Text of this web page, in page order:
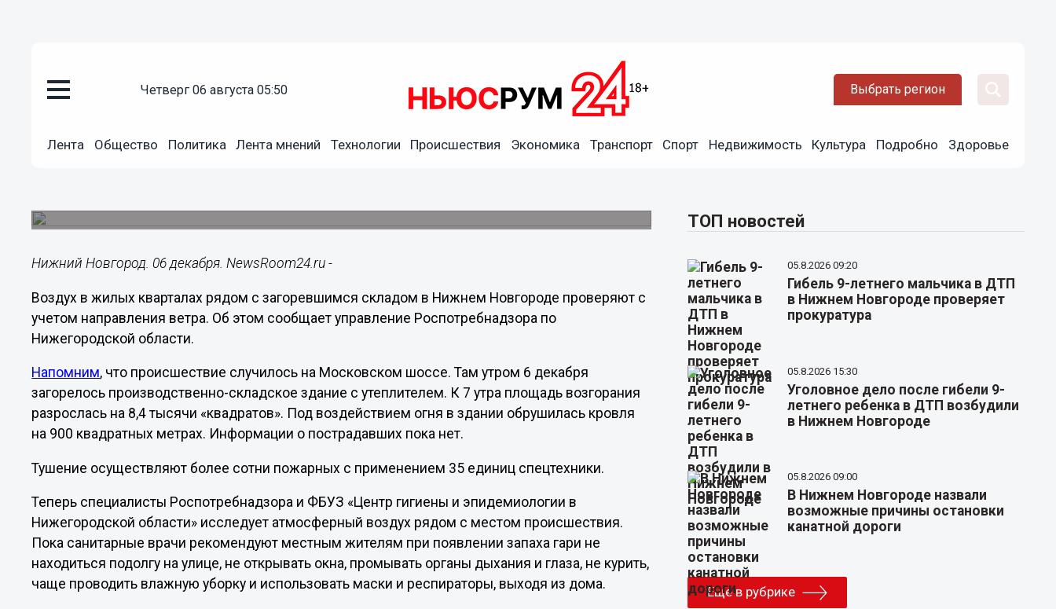
четверг 06 августа 05:50 Выбрать регион
Лента Общество Политика Лента мнений Технологии Происшествия Экономика Транспорт Спорт Недвижимость Культура Подробно Здоровье
Роспотребнадзор дал рекомендации нижегородцам из-за
Нижний Новгород. 06 декабря. NewsRoom24.ru -
Воздух в жилых кварталах рядом с загоревшимся складом в Нижнем Новгороде проверяют с
учетом направления ветра. Об этом сообщает управление Роспотребнадзора по
Нижегородской области.
Напомним, что происшествие случилось на Московском шоссе. Там утром 6 декабря
загорелось производственно-складское здание с утеплителем. К 7 утра площадь возгорания
разрослась на 8,4 тысячи «квадратов». Под воздействием огня в здании обрушилась кровля
на 900 квадратных метрах. Информации о пострадавших пока нет.
Тушение осуществляют более сотни пожарных с применением 35 единиц спецтехники.
Теперь специалисты Роспотребнадзора и ФБУЗ «Центр гигиены и эпидемиологии в
Нижегородской области» исследует атмосферный воздух рядом с местом происшествия.
Пока санитарные врачи рекомендуют местным жителям при появлении запаха гари не
находиться подолгу на улице, не открывать окна, промывать органы дыхания и глаза, не курить,
чаще проводить влажную уборку и использовать маски и респираторы, выходя из дома.
ТОП новостей
05.8.2026 09:20
Гибель 9-летнего мальчика в ДТП
в Нижнем Новгороде проверяет
прокуратура
05.8.2026 15:30
Уголовное дело после гибели 9-
летнего ребенка в ДТП возбудили
в Нижнем Новгороде
05.8.2026 09:00
В Нижнем Новгороде назвали
возможные причины остановки
канатной дороги
Еще в рубрике